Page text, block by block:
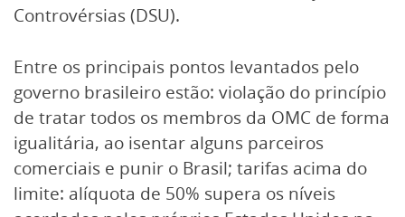
Controvérsias (DSU).
Entre os principais pontos levantados pelo
governo brasileiro estão: violação do princípio
de tratar todos os membros da OMC de forma
igualitária, ao isentar alguns parceiros
comerciais e punir o Brasil; tarifas acima do
limite: alíquota de 50% supera os níveis